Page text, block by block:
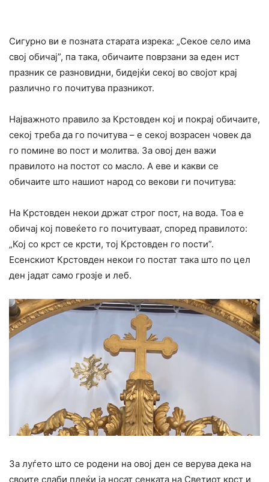
Сигурно ви е позната старата изрека: „Секое село има
свој обичај”, па така, обичаите поврзани за еден ист
празник се разновидни, бидејќи секој во својот крај
различно го почитува празникот.
Најважното правило за Крстовден кој и покрај обичаите,
секој треба да го почитува – е секој возрасен човек да
го помине во пост и молитва. За овој ден важи
правилото на постот со масло. А еве и какви се
обичаите што нашиот народ со векови ги почитува:
На Крстовден некои држат строг пост, на вода. Тоа е
обичај кој повеќето го почитуваат, според правилото:
„Кој со крст се крсти, тој Крстовден го пости”.
Есенскиот Крстовден некои го постат така што по цел
ден јадат само грозје и леб.
За луѓето што се родени на овој ден се верува дека на
своите слаби плеќи ја носат сенката на Светиот крст и